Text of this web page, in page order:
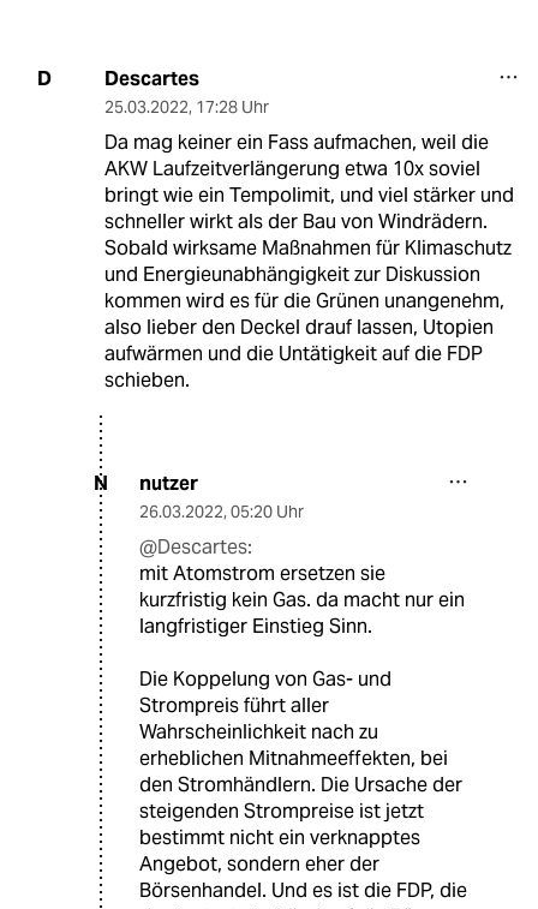
D Descartes
25.03.2022, 17:28 Uhr
Da mag keiner ein Fass aufmachen, weil die
AKW Laufzeitverlängerung etwa 10x soviel
bringt wie ein Tempolimit, und viel stärker und
schneller wirkt als der Bau von Windrädern.
Sobald wirksame Maßnahmen für Klimaschutz
und Energieunabhängigkeit zur Diskussion
kommen wird es für die Grünen unangenehm,
also lieber den Deckel drauf lassen, Utopien
aufwärmen und die Untätigkeit auf die FDP
schieben.
N nutzer
26.03.2022, 05:20 Uhr
@Descartes:
mit Atomstrom ersetzen sie
kurzfristig kein Gas. da macht nur ein
langfristiger Einstieg Sinn.
Die Koppelung von Gas- und
Strompreis führt aller
Wahrscheinlichkeit nach zu
erheblichen Mitnahmeeffekten, bei
den Stromhändlern. Die Ursache der
steigenden Strompreise ist jetzt
bestimmt nicht ein verknapptes
Angebot, sondern eher der
Börsenhandel. Und es ist die FDP, die